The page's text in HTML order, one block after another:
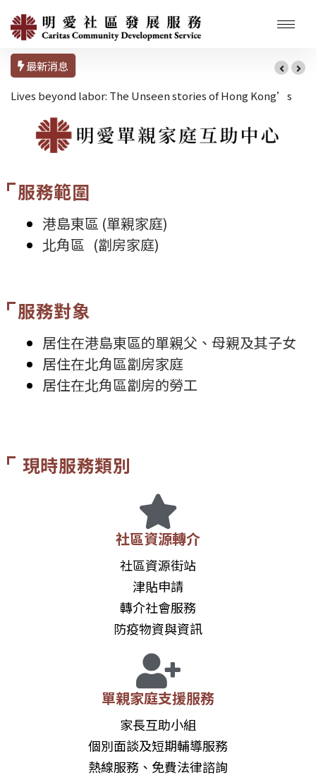
最新消息
Sunday Vibes 2026
服務範圍
港島東區 (單親家庭)
北角區 (劏房家庭)
服務對象
居住在港島東區的單親父、母親及其子女
居住在北角區劏房家庭
居住在北角區劏房的勞工
現時服務類別
社區資源轉介
社區資源街站
津貼申請
轉介社會服務
防疫物資與資訊
單親家庭支援服務
家長互助小組
個別面談及短期輔導服務
熱線服務、免費法律諮詢